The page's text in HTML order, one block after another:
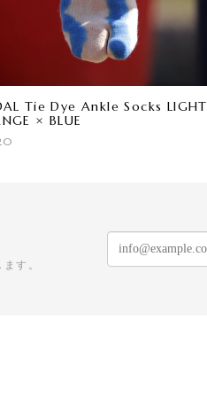
Tie Dye Ankle Socks LIGHT
× BLUE
す。